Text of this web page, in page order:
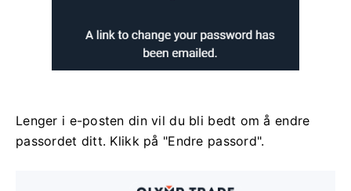
Lenger i e-posten din vil du bli bedt om å endre
passordet ditt. Klikk på "Endre passord".